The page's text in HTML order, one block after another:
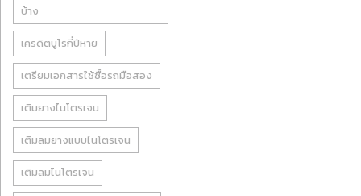
บ้าง
เครดิตบูโรกี่ปีหาย
เตรียมเอกสารใช้ซื้อรถมือสอง
เติมยางไนโตรเจน
เติมลมยางแบบไนโตรเจน
เติมลมไนโตรเจน